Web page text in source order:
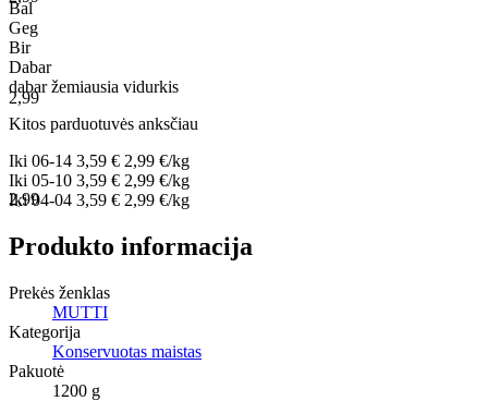
2,99
2,99
Bal
Geg
Bir
Dabar
dabaržemiausia vidurkis
Kitos parduotuvės anksčiau
Iki 06-14 3,59 € 2,99 €/kg
Iki 05-10 3,59 € 2,99 €/kg
Iki04-04 3,59 € 2,99 €/kg
Produkto informacija
Prekės ženklas
MUTTI
Kategorija
Konservuotas maistas
Pakuotė
1200 g